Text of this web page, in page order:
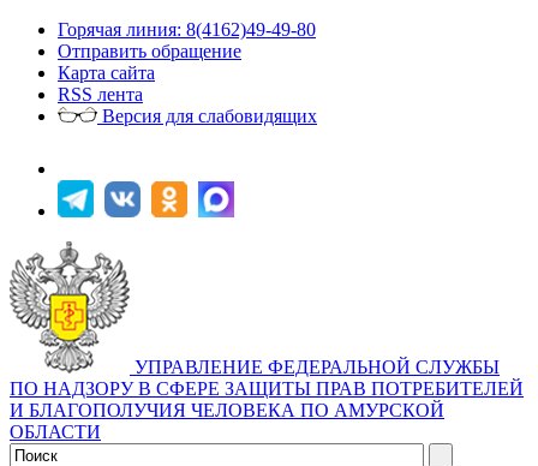
Горячая линия: 8(4162)49-49-80
Отправить обращение
Карта сайта
RSS лента
Версия для слабовидящих
УПРАВЛЕНИЕ ФЕДЕРАЛЬНОЙ СЛУЖБЫ
ПО НАДЗОРУ В СФЕРЕ ЗАЩИТЫ ПРАВ ПОТРЕБИТЕЛЕЙ
И БЛАГОПОЛУЧИЯ ЧЕЛОВЕКА ПО АМУРСКОЙ
ОБЛАСТИ